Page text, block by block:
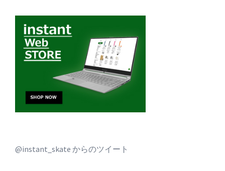
@instant_skate からのツイート